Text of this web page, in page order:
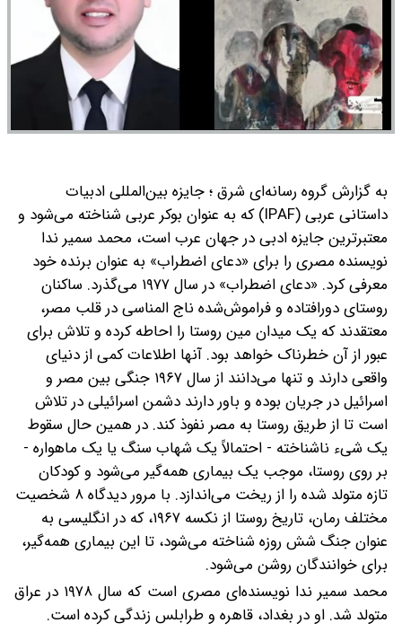
به گزارش گروه رسانه‌ای شرق ؛ جایزه بین‌المللی ادبیات
داستانی عربی (IPAF) که به عنوان بوکر عربی شناخته می‌شود و
معتبرترین جایزه ادبی در جهان عرب است، محمد سمیر ندا
نویسنده مصری را برای «دعای اضطراب» به عنوان برنده خود
معرفی کرد.
«دعای اضطراب» در سال ۱۹۷۷ می‌گذرد. ساکنان
روستای دورافتاده و فراموش‌شده ناج المناسی در قلب مصر،
معتقدند که یک میدان مین روستا را احاطه کرده و تلاش برای
عبور از آن خطرناک خواهد بود. آنها اطلاعات کمی از دنیای
واقعی دارند و تنها می‌دانند از سال ۱۹۶۷ جنگی بین مصر و
اسرائیل در جریان بوده و باور دارند دشمن اسرائیلی در تلاش
است تا از طریق روستا به مصر نفوذ کند. در همین حال سقوط
یک شیء ناشناخته - احتمالاً یک شهاب سنگ یا یک ماهواره -
بر روی روستا، موجب یک بیماری همه‌گیر می‌شود و کودکان
تازه متولد شده را از ریخت می‌اندازد. با مرور دیدگاه ۸ شخصیت
مختلف رمان، تاریخ روستا از نکسه ۱۹۶۷، که در انگلیسی به
عنوان جنگ شش روزه شناخته می‌شود، تا این بیماری همه‌گیر،
برای خوانندگان روشن می‌شود.
محمد سمیر ندا نویسنده‌ای مصری است که سال ۱۹۷۸ در عراق
متولد شد. او در بغداد، قاهره و طرابلس زندگی کرده است.